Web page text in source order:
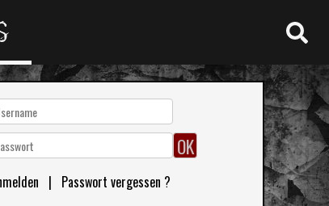
| Passwort vergessen ?